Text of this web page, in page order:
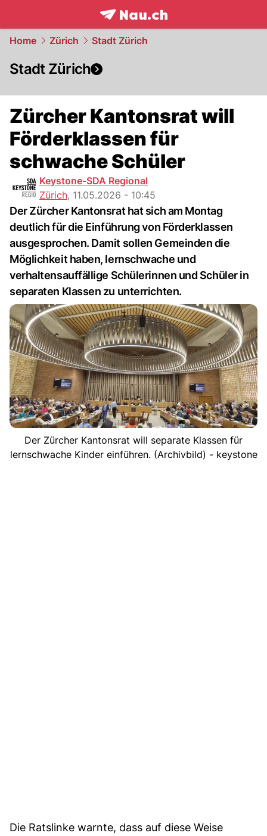
frontpage.NAU.ch
Home Zürich Stadt Zürich
Stadt Zürich
Zürcher Kantonsrat will
Förderklassen für
schwache Schüler
Keystone-SDA Regional
Zürich, 11.05.2026 - 10:45
Der Zürcher Kantonsrat hat sich am Montag
deutlich für die Einführung von Förderklassen
ausgesprochen. Damit sollen Gemeinden die
Möglichkeit haben, lernschwache und
verhaltensauffällige Schülerinnen und Schüler in
separaten Klassen zu unterrichten.
Der Zürcher Kantonsrat will separate Klassen für
lernschwache Kinder einführen. (Archivbild) - keystone
Die Ratslinke warnte, dass auf diese Weise